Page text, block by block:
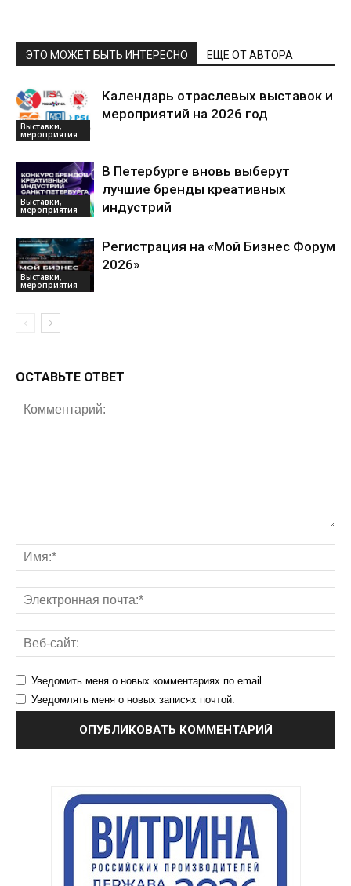
ЭТО МОЖЕТ БЫТЬ ИНТЕРЕСНО ЕЩЕ ОТ АВТОРА
Выставки,
мероприятия
Календарь отраслевых выставок и
мероприятий на 2026 год
Выставки,
мероприятия
В Петербурге вновь выберут
лучшие бренды креативных
индустрий
Выставки,
мероприятия
Регистрация на «Мой Бизнес Форум
2026»
ОСТАВЬТЕ ОТВЕТ
Уведомить меня о новых комментариях по email.
Уведомлять меня о новых записях почтой.